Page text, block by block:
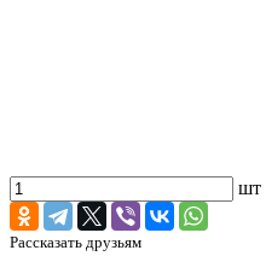
шт
Рассказать друзьям